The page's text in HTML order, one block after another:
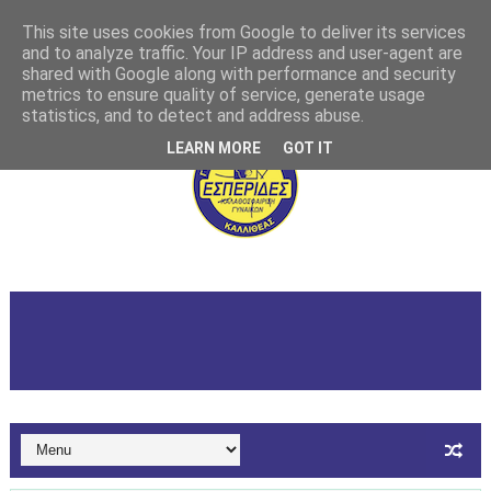
This site uses cookies from Google to deliver its services
and to analyze traffic. Your IP address and user-agent are
shared with Google along with performance and security
metrics to ensure quality of service, generate usage
statistics, and to detect and address abuse.
LEARN MORE GOT IT